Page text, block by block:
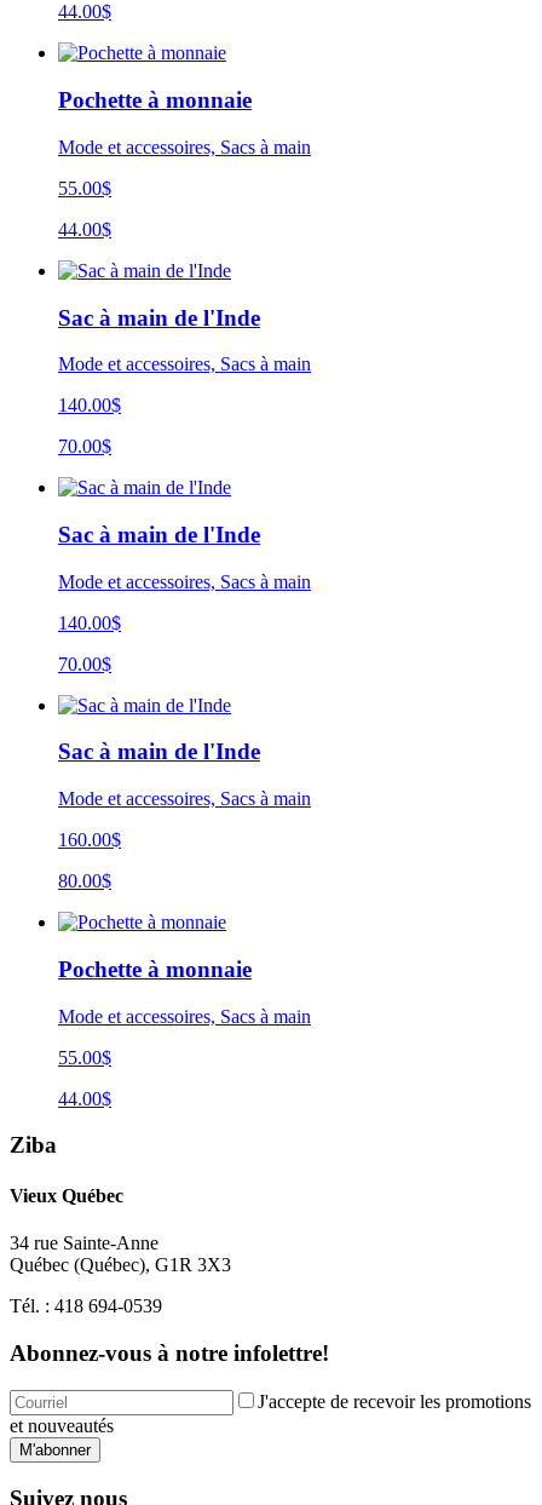
44.00$
Pochette à monnaie
Mode et accessoires, Sacs à main
55.00$
44.00$
Sac à main de l'Inde
Mode et accessoires, Sacs à main
140.00$
70.00$
Sac à main de l'Inde
Mode et accessoires, Sacs à main
140.00$
70.00$
Sac à main de l'Inde
Mode et accessoires, Sacs à main
160.00$
80.00$
Pochette à monnaie
Mode et accessoires, Sacs à main
55.00$
44.00$
Ziba
Vieux Québec
34 rue Sainte-Anne
Québec (Québec), G1R 3X3
Tél. : 418 694-0539
Abonnez-vous à notre infolettre!
J'accepte de recevoir les promotions
et nouveautés
M'abonner
Suivez nous